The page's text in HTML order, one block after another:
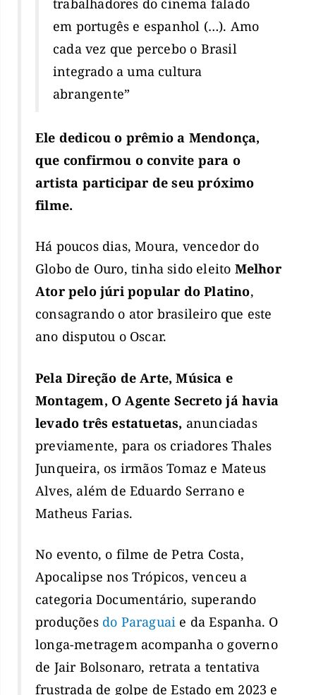
trabalhadores do cinema falado
em portugês e espanhol (…). Amo
cada vez que percebo o Brasil
integrado a uma cultura
abrangente”
Ele dedicou o prêmio a Mendonça,
que confirmou o convite para o
artista participar de seu próximo
filme.
Há poucos dias, Moura, vencedor do
Globo de Ouro, tinha sido eleito Melhor
Ator pelo júri popular do Platino,
consagrando o ator brasileiro que este
ano disputou o Oscar.
Pela Direção de Arte, Música e
Montagem, O Agente Secreto já havia
levado três estatuetas, anunciadas
previamente, para os criadores Thales
Junqueira, os irmãos Tomaz e Mateus
Alves, além de Eduardo Serrano e
Matheus Farias.
No evento, o filme de Petra Costa,
Apocalipse nos Trópicos, venceu a
categoria Documentário, superando
produções do Paraguai e da Espanha. O
longa-metragem acompanha o governo
de Jair Bolsonaro, retrata a tentativa
frustrada de golpe de Estado em 2023 e